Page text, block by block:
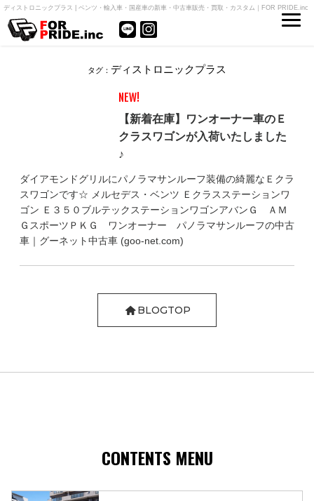
ディストロニックプラス | ベンツ・輸入車・国産車の新車・中古車販売・買取・カスタム｜FOR PRIDE.inc
タグ： ディストロニックプラス
NEW!
【新着在庫】ワンオーナー車のＥ
クラスワゴンが入荷いたしました
♪
ダイアモンドグリルにパノラマサンルーフ装備の綺麗なＥクラ
スワゴンです☆ メルセデス・ベンツ Ｅクラスステーションワ
ゴン Ｅ３５０ブルテックステーションワゴンアバンＧ ＡＭ
ＧスポーツＰＫＧ ワンオーナー パノラマサンルーフの中古
車｜グーネット中古車 (goo-net.com)
BLOGTOP
CONTENTS MENU